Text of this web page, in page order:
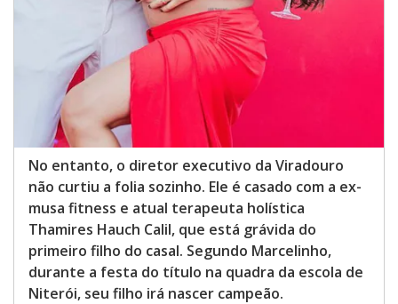
No entanto, o diretor executivo da Viradouro
não curtiu a folia sozinho. Ele é casado com a ex-
musa fitness e atual terapeuta holística
Thamires Hauch Calil, que está grávida do
primeiro filho do casal. Segundo Marcelinho,
durante a festa do título na quadra da escola de
Niterói, seu filho irá nascer campeão.